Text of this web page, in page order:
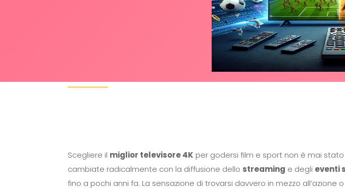
Scegliere il miglior televisore 4K per godersi film e sport non è mai
cambiate radicalmente con la diffusione dello streaming e degli eventi
fino a pochi anni fa. La sensazione di trovarsi davvero in mezzo